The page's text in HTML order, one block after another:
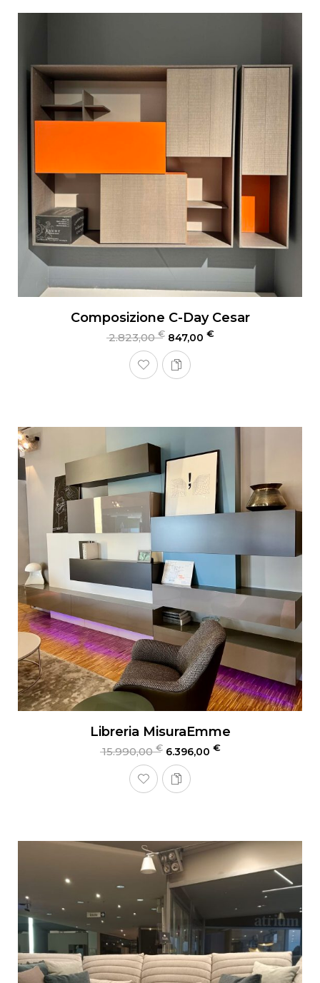
Composizione C-Day Cesar
2.823,00€ 847,00 €
Libreria MisuraEmme
15.990,00€ 6.396,00 €